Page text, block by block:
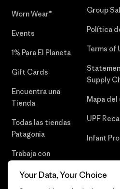
Worn Wear®
Events
1% Para El Planeta
Gift Cards
Encuentra una
Tienda
Todas las tiendas
Patagonia
Trabaja con
Group
Política
Terms of
Supply
Mapa
UPF
Infant
Your Data, Your Choice